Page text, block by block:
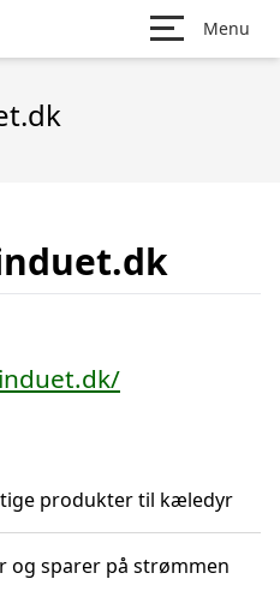
Menu
produkter til kæledyr
og sparer på strømmen